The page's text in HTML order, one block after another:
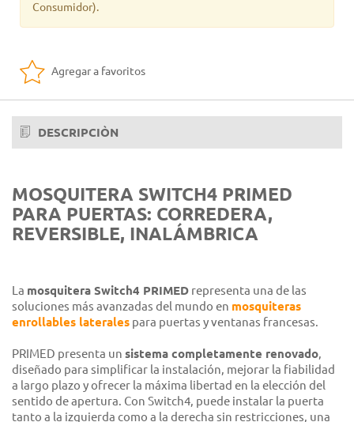
Consumidor).
Agregar a favoritos
DESCRIPCIÒN
MOSQUITERA SWITCH4 PRIMED
PARA PUERTAS: CORREDERA,
REVERSIBLE, INALÁMBRICA
La mosquitera Switch4 PRIMED representa una de las
soluciones más avanzadas del mundo en mosquiteras
enrollables laterales para puertas y ventanas francesas.
PRIMED presenta un sistema completamente renovado,
diseñado para simplificar la instalación, mejorar la fiabilidad
a largo plazo y ofrecer la máxima libertad en la elección del
sentido de apertura. Con Switch4, puede instalar la puerta
tanto a la izquierda como a la derecha sin restricciones, una